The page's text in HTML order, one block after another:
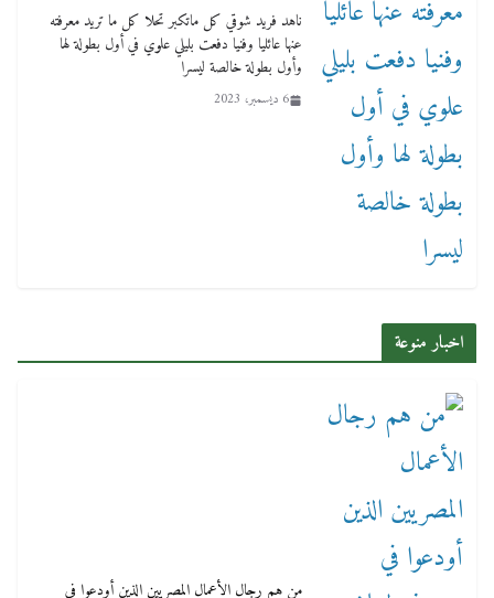
ناهد فريد شوقي كل ماتكبر تحلا كل ما تريد معرفته
عنها عائليا وفنيا دفعت بليلي علوي في أول بطولة لها
وأول بطولة خالصة ليسرا
6 ديسمبر، 2023
اخبار منوعة
من هم رجال الأعمال المصريين الذين أودعوا في